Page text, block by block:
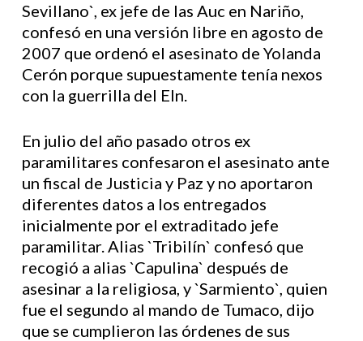
Sevillano`, ex jefe de las Auc en Nariño,
confesó en una versión libre en agosto de
2007 que ordenó el asesinato de Yolanda
Cerón porque supuestamente tenía nexos
con la guerrilla del Eln.
En julio del año pasado otros ex
paramilitares confesaron el asesinato ante
un fiscal de Justicia y Paz y no aportaron
diferentes datos a los entregados
inicialmente por el extraditado jefe
paramilitar. Alias `Tribilín` confesó que
recogió a alias `Capulina` después de
asesinar a la religiosa, y `Sarmiento`, quien
fue el segundo al mando de Tumaco, dijo
que se cumplieron las órdenes de sus